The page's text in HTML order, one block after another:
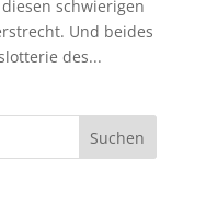
schwierigen
Und beides
des...